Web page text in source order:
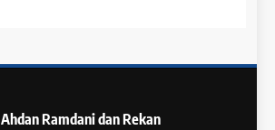
Ahdan Ramdani dan Rekan